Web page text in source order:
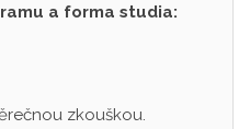
a forma studia:
zkouškou.